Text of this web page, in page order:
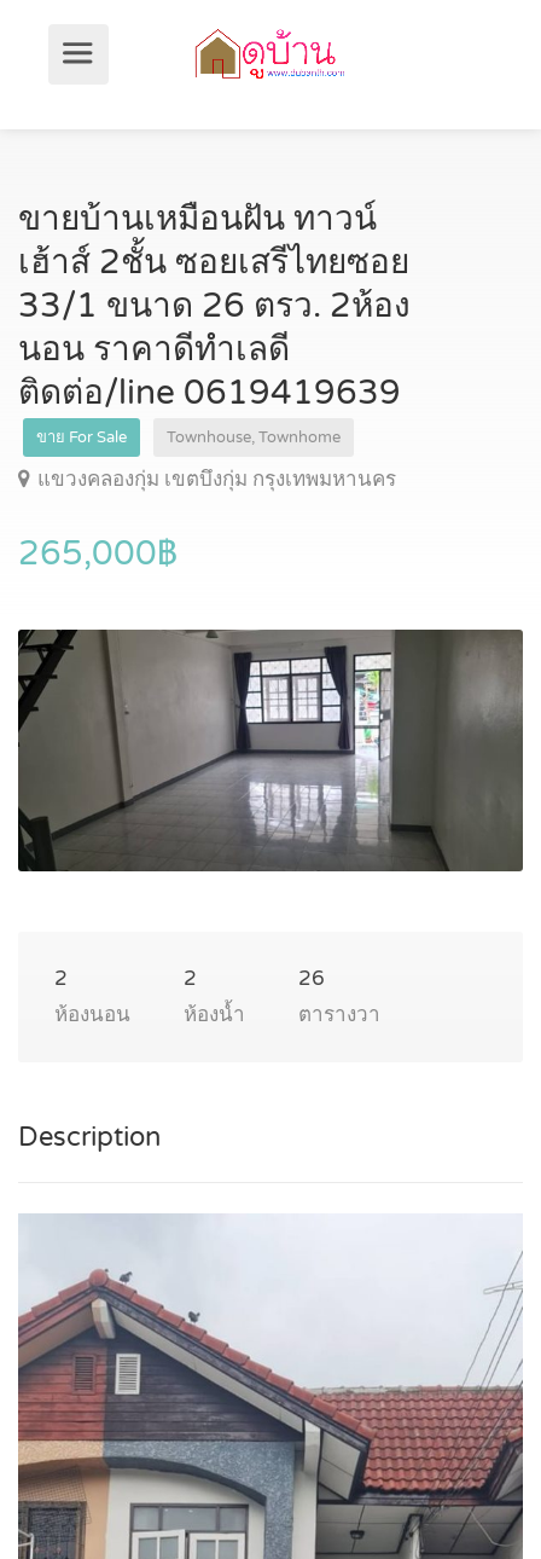
ขายบ้านเหมือนฝัน ทาวน์
เฮ้าส์ 2ชั้น ซอยเสรีไทยซอย
33/1 ขนาด 26 ตรว. 2ห้อง
นอน ราคาดีทำเลดี
ติดต่อ/line 0619419639
ขาย For Sale Townhouse, Townhome
แขวงคลองกุ่ม เขตบึงกุ่ม กรุงเทพมหานคร
265,000฿
2
ห้องนอน
2
ห้องน้ำ
26
ตารางวา
Description